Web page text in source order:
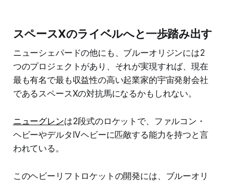
スペースXのライベルへと一歩踏み出す
ニューシェパードの他にも、ブルーオリジンには2
つのプロジェクトがあり、それが実現すれば、現在
最も有名で最も収益性の高い起業家的宇宙発射会社
であるスペースXの対抗馬になるかもしれない。
ニューグレンは2段式のロケットで、ファルコン・
ヘビーやデルタIVヘビーに匹敵する能力を持つと言
われている。
このヘビーリフトロケットの開発には、ブルーオリ